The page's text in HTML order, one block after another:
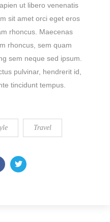
ut libero venenatis
sit amet orci eget eros
rhoncus. Maecenas
rhoncus, sem quam
sem neque sed ipsum.
pulvinar, hendrerit id,
tincidunt tempus.
Travel